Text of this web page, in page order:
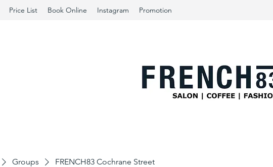
Price List Book Online Instagram Promotion
Groups FRENCH83 Cochrane Street